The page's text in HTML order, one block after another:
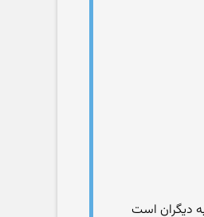
دیگران است